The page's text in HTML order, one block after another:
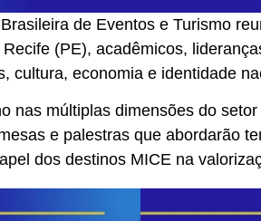
de Eventos e Turismo
(PE), acadêmicos,
cultura, economia e identidade
nas múltiplas dimensões do
e palestras que abordarão
dos destinos MICE na